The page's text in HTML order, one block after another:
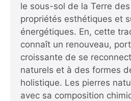
le sous-sol de la Terre
propriétés esthétiques et
énergétiques. En, cette
connaît un renouveau,
croissante de se
naturels et à des formes
holistique. Les pierres
avec sa composition